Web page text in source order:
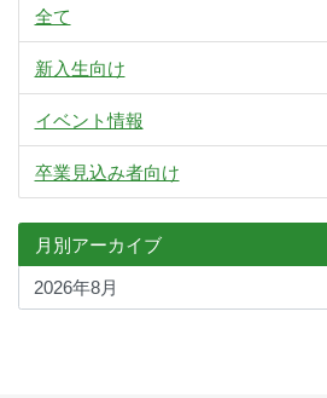
全て
新入生向け
イベント情報
卒業見込み者向け
月別アーカイブ